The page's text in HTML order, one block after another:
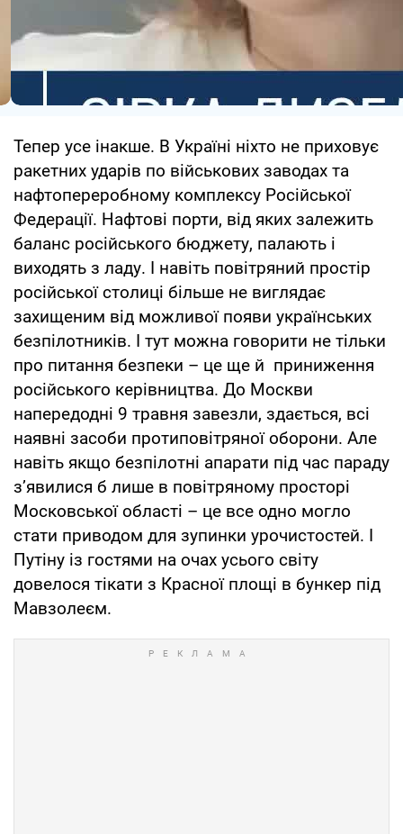
Тепер усе інакше. В Україні ніхто не приховує
ракетних ударів по військових заводах та
нафтопереробному комплексу Російської
Федерації. Нафтові порти, від яких залежить
баланс російського бюджету, палають і
виходять з ладу. І навіть повітряний простір
російської столиці більше не виглядає
захищеним від можливої появи українських
безпілотників. І тут можна говорити не тільки
про питання безпеки – це ще й приниження
російського керівництва. До Москви
напередодні 9 травня завезли, здається, всі
наявні засоби протиповітряної оборони. Але
навіть якщо безпілотні апарати під час параду
з’явилися б лише в повітряному просторі
Московської області – це все одно могло
стати приводом для зупинки урочистостей. І
Путіну із гостями на очах усього світу
довелося тікати з Красної площі в бункер під
Мавзолеєм.